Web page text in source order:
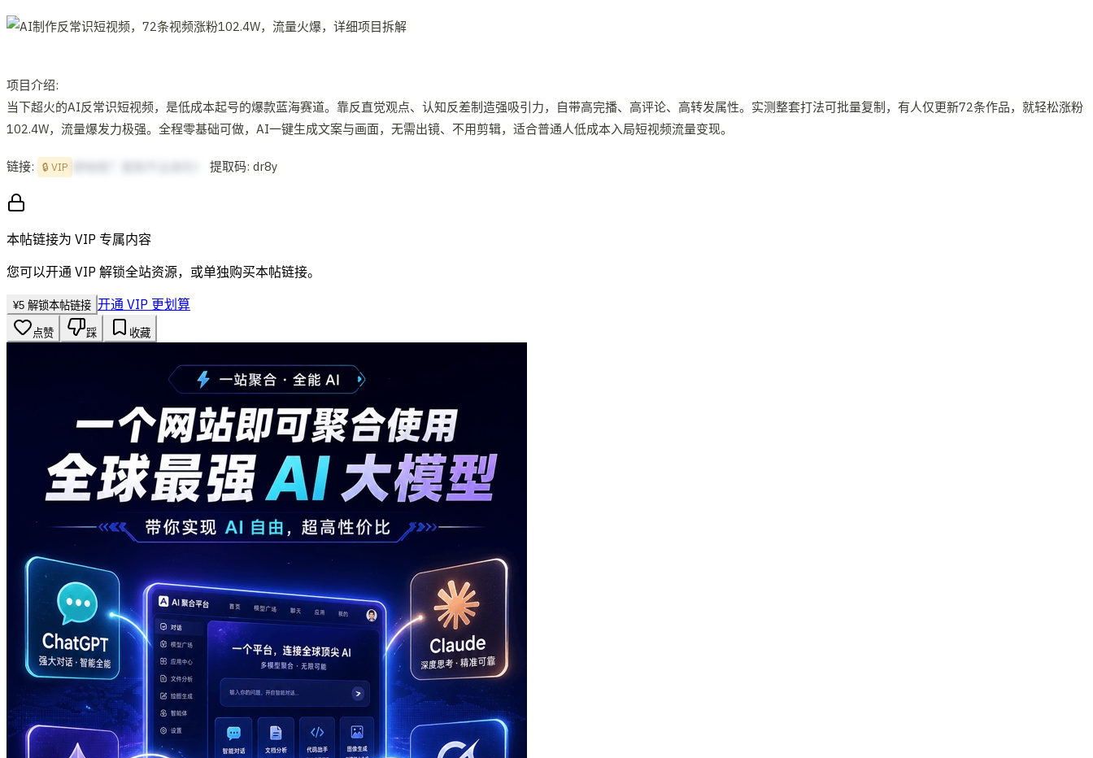
项目介绍:
当下超火的AI反常识短视频，是低成本起号的爆款蓝海赛道。靠反直觉观点、认知反差制造强吸引力，自带高完播、高评论、高转发属性。实测整套打法可批量复制，有人仅更新72条作品，就轻松涨粉
102.4W，流量爆发力极强。全程零基础可做，AI一键生成文案与画面，无需出镜、不用剪辑，适合普通人低成本入局短视频流量变现。
链接: 🔒 VIP 提取码: dr8y
本帖链接为 VIP 专属内容
您可以开通 VIP 解锁全站资源，或单独购买本帖链接。
¥5 解锁本帖链接 开通 VIP 更划算
点赞 踩 收藏